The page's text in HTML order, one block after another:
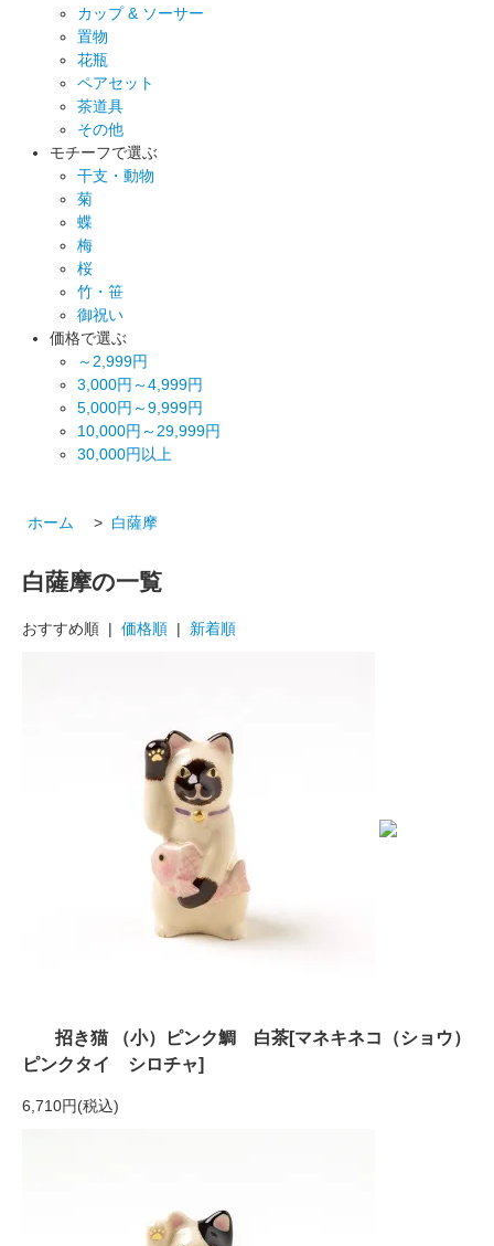
カップ & ソーサー
置物
花瓶
ペアセット
茶道具
その他
モチーフで選ぶ
干支・動物
菊
蝶
梅
桜
竹・笹
御祝い
価格で選ぶ
～2,999円
3,000円～4,999円
5,000円～9,999円
10,000円～29,999円
30,000円以上
ホーム > 白薩摩
白薩摩の一覧
おすすめ順 | 価格順 | 新着順
招き猫 （小）ピンク鯛 白茶[マネキネコ（ショウ）
ピンクタイ シロチャ]
6,710円(税込)